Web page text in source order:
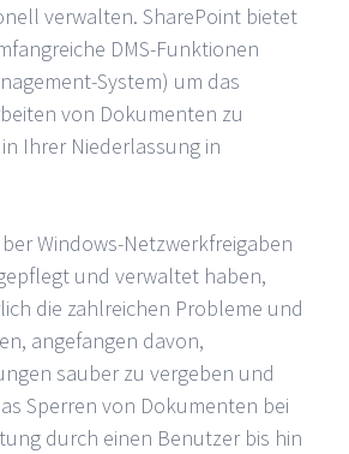
verwalten. SharePoint bietet
DMS-Funktionen
System) um das
von Dokumenten zu
Ihrer Niederlassung in
Windows-Netzwerkfreigaben
und verwaltet haben,
die zahlreichen Probleme und
angefangen davon,
sauber zu vergeben und
Sperren von Dokumenten bei
durch einen Benutzer bis hin